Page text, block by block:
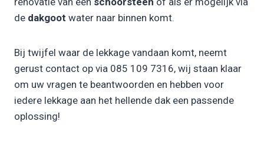
de dakgoot water naar binnen komt.
Bij twijfel waar de lekkage vandaan komt, neemt
gerust contact op via 085 109 7316, wij staan klaar
om uw vragen te beantwoorden en hebben voor
iedere lekkage aan het hellende dak een passende
oplossing!